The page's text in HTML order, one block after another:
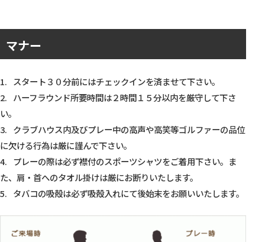
マナー
スタート３０分前にはチェックインを済ませて下さい。
ハーフラウンド所要時間は２時間１５分以内を厳守して下さ
い。
クラブハウス内及びプレー中の高声や高笑等ゴルファーの品位
に欠ける行為は厳に謹んで下さい。
プレーの際は必ず襟付のスポーツシャツをご着用下さい。ま
た、肩・首へのタオル掛けは厳にお断りいたします。
タバコの吸殻は必ず吸殻入れにて後始末をお願いいたします。